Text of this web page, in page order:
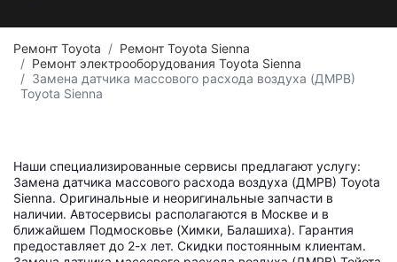
Ремонт Toyota
Ремонт Toyota Sienna
Ремонт электрооборудования Toyota Sienna
Замена датчика массового расхода воздуха (ДМРВ)
Toyota Sienna
Наши специализированные сервисы предлагают услугу:
Замена датчика массового расхода воздуха (ДМРВ) Toyota
Sienna. Оригинальные и неоригинальные запчасти в
наличии. Автосервисы располагаются в Москве и в
ближайшем Подмосковье (Химки, Балашиха). Гарантия
предоставляет до 2-х лет. Скидки постоянным клиентам.